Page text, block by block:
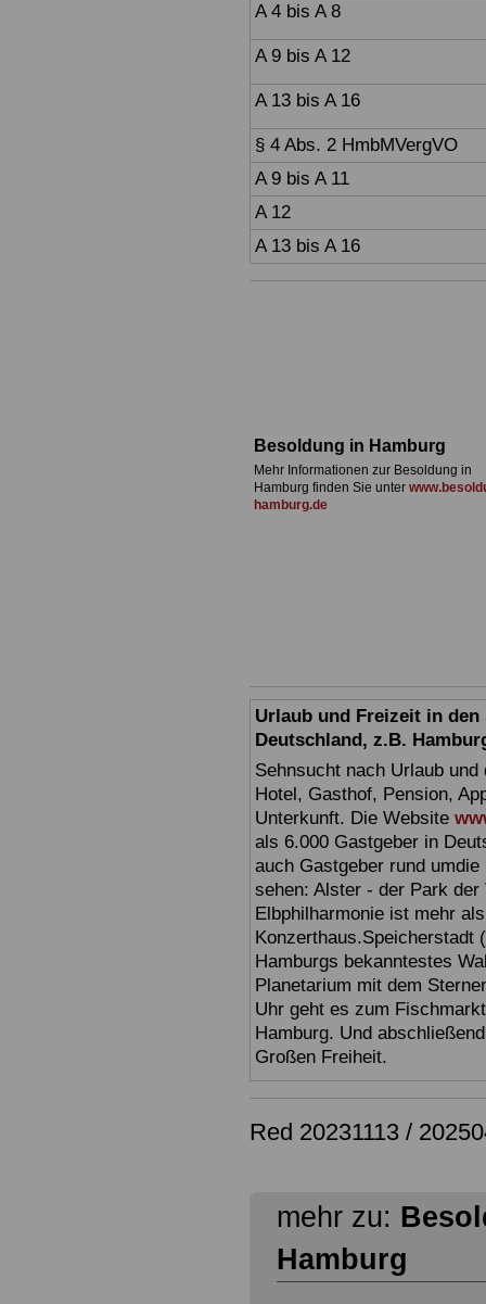
A 4 bis A 8
A 9 bis A 12
A 13 bis A 16
§ 4 Abs. 2 HmbMVergVO
A 9 bis A 11
A 12
A 13 bis A 16
Besoldung in Hamburg
Mehr Informationen zur Besoldung in
Hamburg finden Sie unter
hamburg.de
Urlaub und Freizeit in
Deutschland, z.B.
Sehnsucht nach Urlaub
Hotel, Gasthof, Pension,
Unterkunft. Die Website
als 6.000 Gastgeber in
auch Gastgeber rund
sehen: Alster - der Park
Elbphilharmonie ist mehr
Konzerthaus.Speicherstadt
Hamburgs bekanntestes
Planetarium mit dem
Uhr geht es zum
Hamburg. Und
Großen Freiheit.
Red 20231113 /
mehr zu:
Hamburg